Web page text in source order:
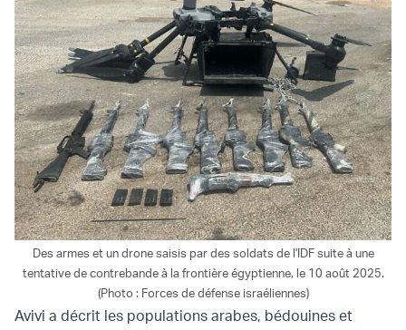
Des armes et un drone saisis par des soldats de l'IDF suite à une
tentative de contrebande à la frontière égyptienne, le 10 août 2025.
(Photo : Forces de défense israéliennes)
Avivi a décrit les populations arabes, bédouines et